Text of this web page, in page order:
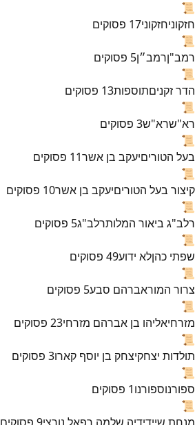
📜
חזקוניחזקוני17 פסוקים
📜
רמב"ןרמב״ן5 פסוקים
📜
הדר זקניםתוספות13 פסוקים
📜
רא"שרא"ש3 פסוקים
📜
בעל הטוריםיעקב בן אשר11 פסוקים
📜
קיצור בעל הטוריםיעקב בן אשר10 פסוקים
📜
רלב"ג ביאור המלותרלב"ג5 פסוקים
📜
שפתי כהןלא ידוע49 פסוקים
📜
צרור המוראברהם סבע5 פסוקים
📜
מזרחיאליהו בן אברהם מזרחי23 פסוקים
📜
תולדות יצחקיצחק בן יוסף קארו3 פסוקים
📜
ספורנוספורנו1 פסוקים
📜